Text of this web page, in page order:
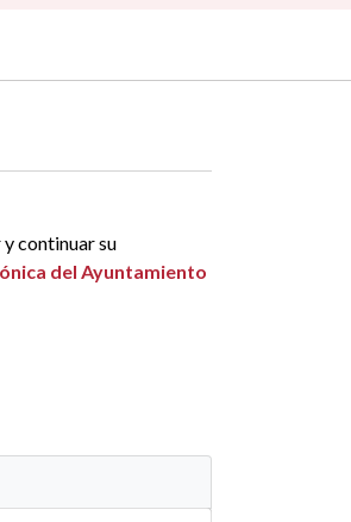
continuar su
del Ayuntamiento